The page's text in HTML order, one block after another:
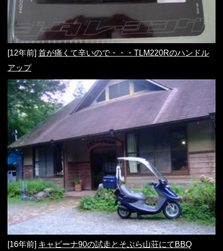
[12年前] 首が痛くて辛いので・・・TLM220Rのハンドル
アップ
[16年前] キャビーナ90の試走とそぶら山荘にてBBQ